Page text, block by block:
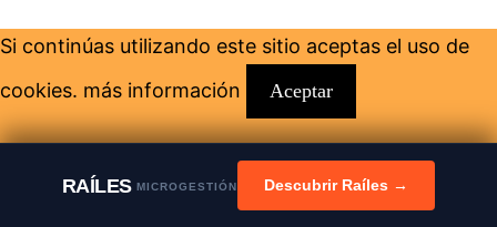
RAÍLESMICROGESTIÓN Descubrir Raíles →
Si continúas utilizando este sitio aceptas el uso de
cookies. más información Aceptar